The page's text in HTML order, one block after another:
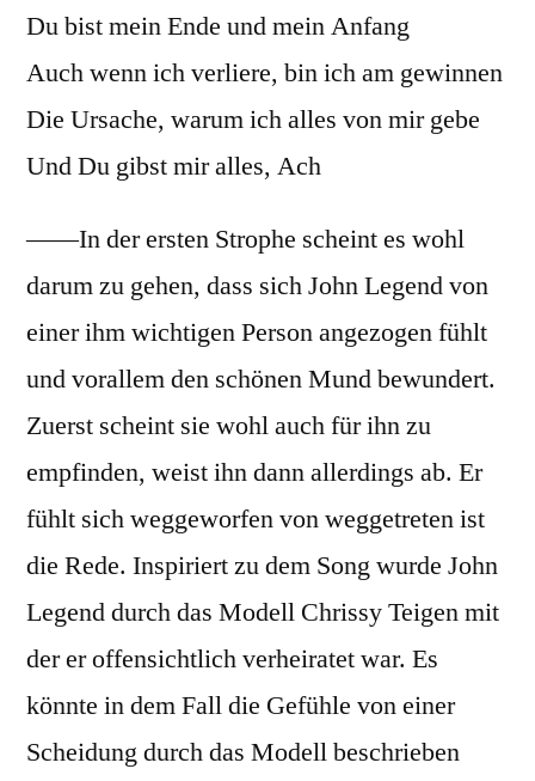
Du bist mein Ende und mein Anfang
Auch wenn ich verliere, bin ich am gewinnen
Die Ursache, warum ich alles von mir gebe
Und Du gibst mir alles, Ach
——In der ersten Strophe scheint es wohl
darum zu gehen, dass sich John Legend von
einer ihm wichtigen Person angezogen fühlt
und vorallem den schönen Mund bewundert.
Zuerst scheint sie wohl auch für ihn zu
empfinden, weist ihn dann allerdings ab. Er
fühlt sich weggeworfen von weggetreten ist
die Rede. Inspiriert zu dem Song wurde John
Legend durch das Modell Chrissy Teigen mit
der er offensichtlich verheiratet war. Es
könnte in dem Fall die Gefühle von einer
Scheidung durch das Modell beschrieben